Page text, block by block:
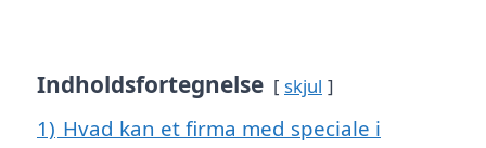
Indholdsfortegnelse skjul
1) Hvad kan et firma med speciale i